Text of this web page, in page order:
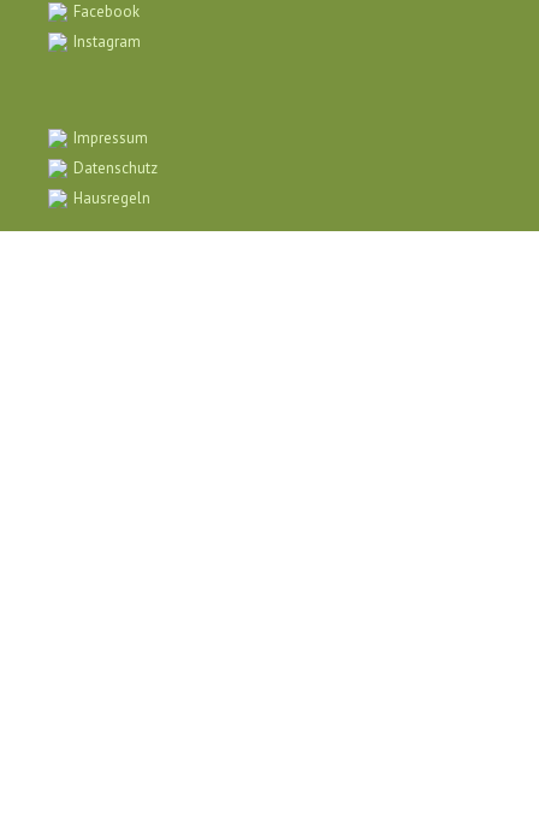
Facebook
Instagram
Impressum
Datenschutz
Hausregeln